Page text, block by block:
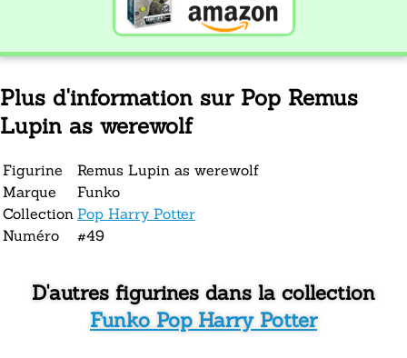
Plus d'information sur Pop Remus
Lupin as werewolf
Figurine
Remus Lupin as werewolf
Marque
Funko
Collection Pop Harry Potter
Numéro
#49
D'autres figurines dans la collection
Funko Pop Harry Potter